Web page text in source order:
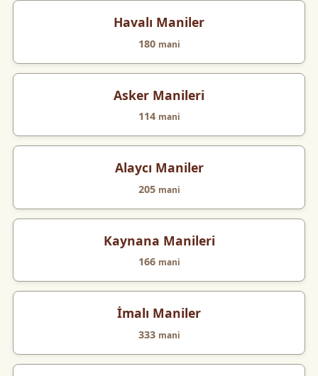
Havalı Maniler
180 mani
Asker Manileri
114 mani
Alaycı Maniler
205 mani
Kaynana Manileri
166 mani
İmalı Maniler
333 mani